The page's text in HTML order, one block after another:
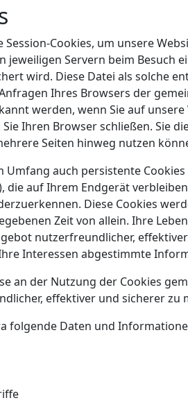
Cookies, um unsere
jeweiligen Servern beim
wird. Diese Datei als solche
Ihres Browsers der
werden, wenn Sie auf
Ihren Browser schließen. Sie
Seiten hinweg nutzen
auch persistente
die auf Ihrem Endgerät
Diese Cookies
Zeit von allein. Ihre
nutzerfreundlicher,
Interessen abgestimmte
an der Nutzung der Cookies
effektiver und sicherer zu
folgende Daten und